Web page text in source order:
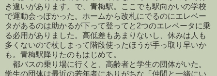
き違いがあります。で、青梅駅。ここでも駅向かいの学校
で運動会っぽかった。ホームから改札にでるのにエレベー
タがあるのは助かるが下って登ってと2つのエレベータに乗
る必用がありました。高低差もあまりないし、休みは人も
多くないので杖しまって階段使ったほうが手っ取り早いか
も。青梅駅降りたのもはじめて。
都バスの乗り場に行くと、高齢者と学生の団体がいた。
学生の団体は最近の若年者にありがちな「仲間と一緒にい